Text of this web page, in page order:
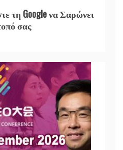
τη Google να Σαρώνει
σας